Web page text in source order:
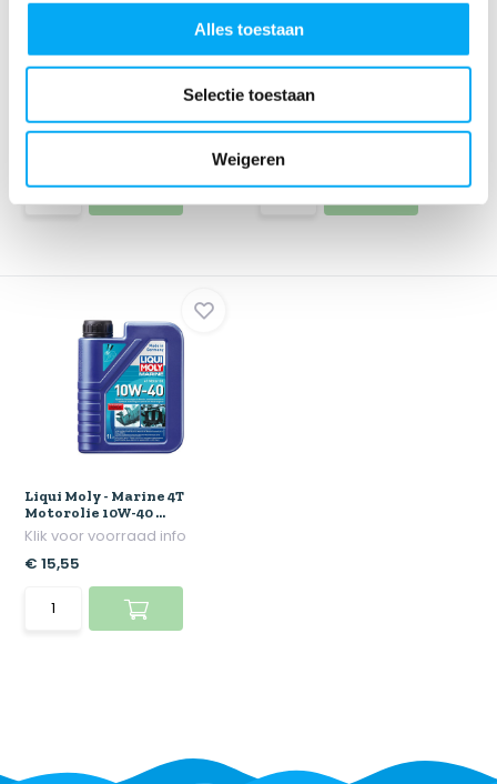
Alles toestaan
Selectie toestaan
Weigeren
Klik voor voorraad info
Motorolie 10W-40 ...
Klik voor voorraad info
Liqui Moly - Marine 4T
Motorolie 10W-40 ...
Klik voor voorraad info
€ 15,55